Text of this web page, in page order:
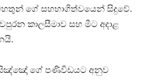
ගේ සහභාගිත්වයෙන් සිදුවේ.
කාලසීමාව සහ මීට අදාළ
ගේ පණිවිඩයට අනුව